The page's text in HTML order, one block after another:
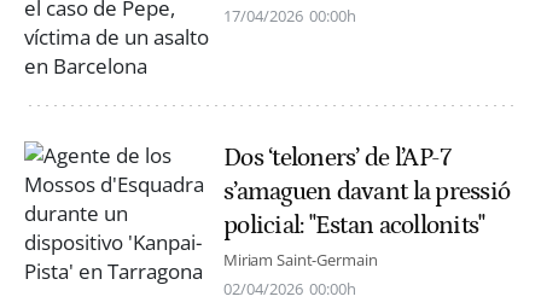
17/04/2026 00:00h
Dos ‘teloners’ de l’AP-7
s’amaguen davant la pressió
policial: "Estan acollonits"
Miriam Saint-Germain
02/04/2026 00:00h